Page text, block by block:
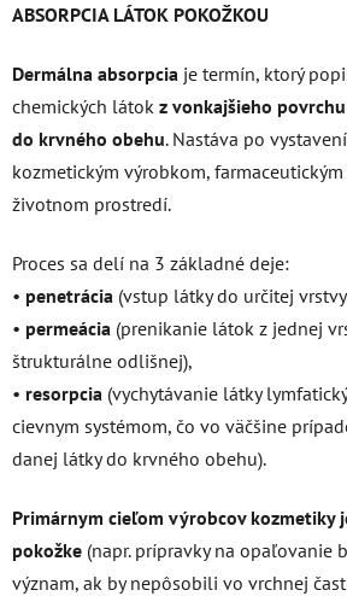
ABSORPCIA LÁTOK POKOŽKOU
Dermálna absorpcia je termín, ktorý
chemických látok z vonkajšieho
do krvného obehu. Nastáva po
kozmetickým výrobkom,
životnom prostredí.
Proces sa delí na 3 základné deje:
• penetrácia (vstup látky do určitej
• permeácia (prenikanie látok z jednej
štrukturálne odlišnej),
• resorpcia (vychytávanie látky
cievnym systémom, čo vo väčšine
danej látky do krvného obehu).
Primárnym cieľom výrobcov kozmetiky
pokožke (napr. prípravky na opaľovanie
význam, ak by nepôsobili vo vrchnej